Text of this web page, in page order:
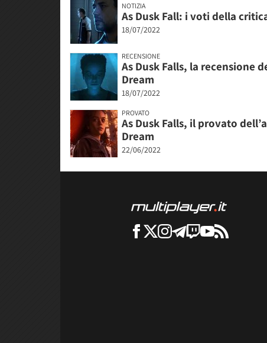
NOTIZIA
As Dusk Fall: i voti della
18/07/2022
RECENSIONE
As Dusk Falls, la recensione
Dream
18/07/2022
PROVATO
As Dusk Falls, il provato
Dream
22/06/2022